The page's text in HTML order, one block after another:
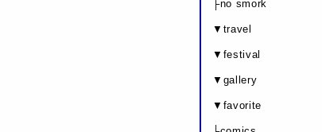
├no smork
▼travel
▼festival
▼gallery
▼favorite